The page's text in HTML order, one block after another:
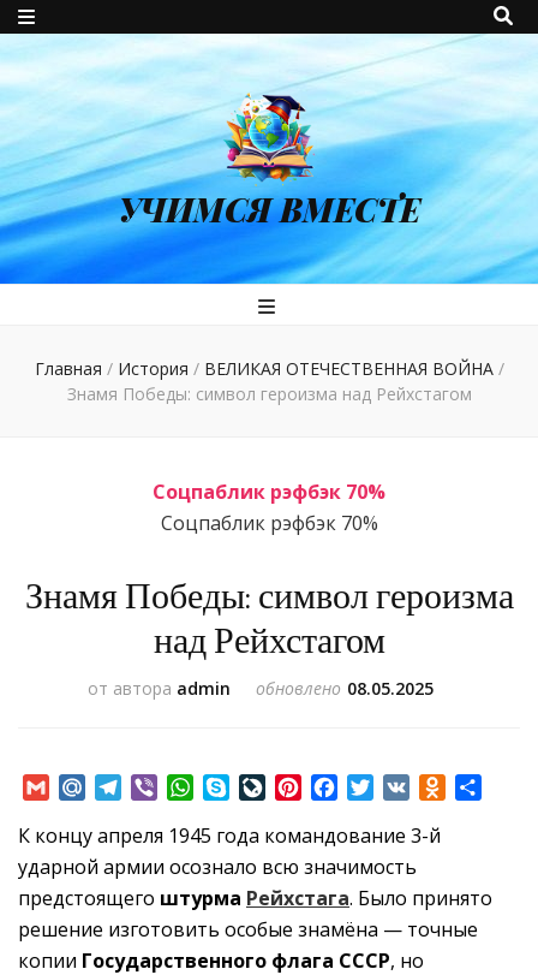
УЧИМСЯ ВМЕСТЕ
Главная / История / ВЕЛИКАЯ ОТЕЧЕСТВЕННАЯ ВОЙНА /
Знамя Победы: символ героизма над Рейхстагом
Соцпаблик рэфбэк 70%
Соцпаблик рэфбэк 70%
Знамя Победы: символ героизма
над Рейхстагом
от автора admin обновлено 08.05.2025
GmailMail.RuTelegram
Viber WhatsApp
SkypeLiveJournal
PinterestFacebookTwitter
VK
К концу апреля 1945 года командование 3-й
ударной армии осознало всю значимость
предстоящего штурма Рейхстага. Было принято
решение изготовить особые знамёна — точные
копии Государственного флага СССР, но